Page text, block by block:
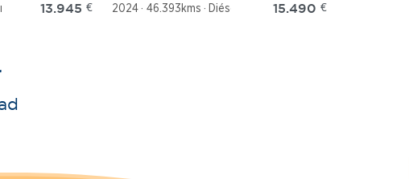
Automático
13.945 € 2024 46.393kms Diésel Manual15.490 €